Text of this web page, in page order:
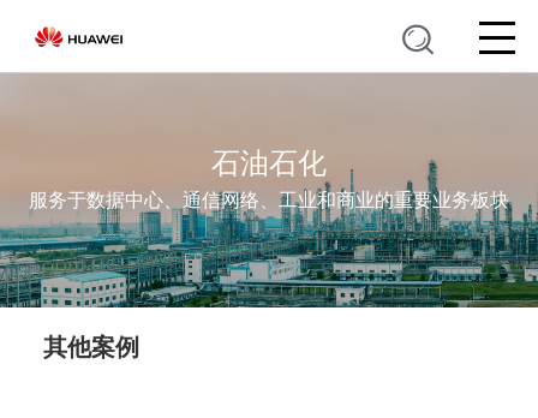
石油石化
服务于数据中心、通信网络、工业和商业的重要业务板块
其他案例